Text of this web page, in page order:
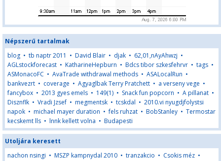
Népszerű tartalmak
blog • tb naptr 2011 • David Blair • djak • 62,01,nAyAhwzj •
AGLstockforecast • KatharineHepburn • Bdcs tibor szkesfehrvr • tags •
ASMonacoFC • AvaTrade withdrawal methods • ASALocalRun •
bankvezrt • coverage • Agyaglbak Terry Pratchett • a verseny vege •
fancybox • 2013 gyes emels • 149(1) • Snack fun popcorn • A pillanat •
Disznflk • Vradi Jzsef • megmentsk • tcskdal • 2010.vi nyugdjfolystsi
napok • michael mayer duration •fels ruhzat • BobStanley • Termostar
kecskemt lls • lnnk kellett volna • Budapesti
Utoljára keresett
nachon nsingi • MSZP kampnydal 2010 • tranzakcio • Csokis méz •